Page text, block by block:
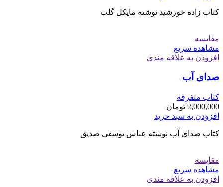
کتاب زاده خورشید نوشته مایکل گلب
مقایسه
مشاهده سریع
افزودن به علاقه مندی
صدای آب
کتاب متفرقه
2,000,000 تومان
افزودن به سبد خرید
کتاب صدای آب نوشته عباس یوسفی صدیق
مقایسه
مشاهده سریع
افزودن به علاقه مندی